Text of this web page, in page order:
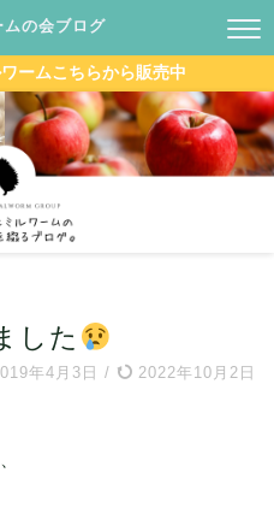
の会ブログ
ームこちらから販売中
した
年4月3日 / 2022年10月2日